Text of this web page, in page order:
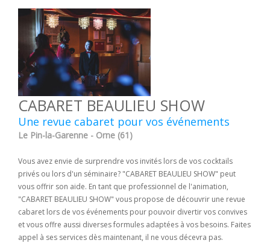
CABARET BEAULIEU SHOW
Une revue cabaret pour vos événements
Le Pin-la-Garenne - Orne (61)
Vous avez envie de surprendre vos invités lors de vos cocktails
privés ou lors d'un séminaire? "CABARET BEAULIEU SHOW" peut
vous offrir son aide. En tant que professionnel de l'animation,
"CABARET BEAULIEU SHOW" vous propose de découvrir une revue
cabaret lors de vos événements pour pouvoir divertir vos convives
et vous offre aussi diverses formules adaptées à vos besoins. Faites
appel à ses services dès maintenant, il ne vous décevra pas.